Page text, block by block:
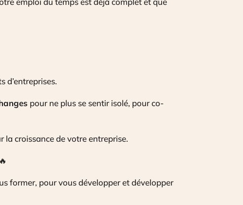
d’entreprises.
pour ne plus se sentir isolé, pour co-
la croissance de votre entreprise.
former, pour vous développer et développer